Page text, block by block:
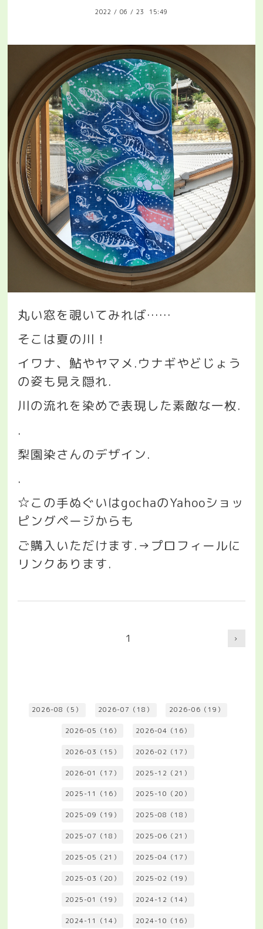
2022 / 06 / 23 15:49
丸い窓を覗いてみれば……
そこは夏の川！
イワナ、鮎やヤマメ .ウナギやどじょう
の姿も見え隠れ.
川の流れを染めで表現した素敵な一枚.
.
梨園染さんのデザイン.
.
☆この手ぬぐいはgochaのYahooショッ
ピングページからも
ご購入いただけます.→ プロフィールに
リンクあります.
1
2026-08（5） 2026-07（18） 2026-06（19）
2026-05（16） 2026-04（16）
2026-03（15） 2026-02（17）
2026-01（17） 2025-12（21）
2025-11（16） 2025-10（20）
2025-09（19） 2025-08（18）
2025-07（18） 2025-06（21）
2025-05（21） 2025-04（17）
2025-03（20） 2025-02（19）
2025-01（19） 2024-12（14）
2024-11（14） 2024-10（16）